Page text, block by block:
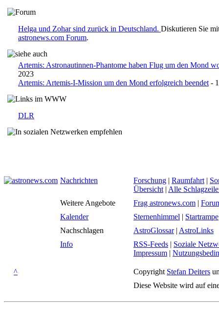
Helga und Zohar sind zurück in Deutschland. Diskutieren Sie
astronews.com Forum.
Artemis: Astronautinnen-Phantome haben Flug um den Mond
2023
Artemis: Artemis-I-Mission um den Mond erfolgreich beendet -
DLR
Nachrichten Forschung | Raumfahrt |
Übersicht | Alle
Weitere Angebote
Frag astronews.com |
Kalender
Sternenhimmel | Startrampe
Nachschlagen
AstroGlossar| AstroLinks
Info
RSS-Feeds | Soziale
Impressum |
^ Copyright Stefan Deiters
Diese Website wird auf